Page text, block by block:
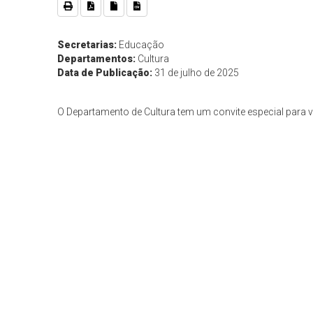
Secretarias: Educação
Departamentos: Cultura
Data de Publicação: 31 de julho de 2025
O Departamento de Cultura tem um convite especial para